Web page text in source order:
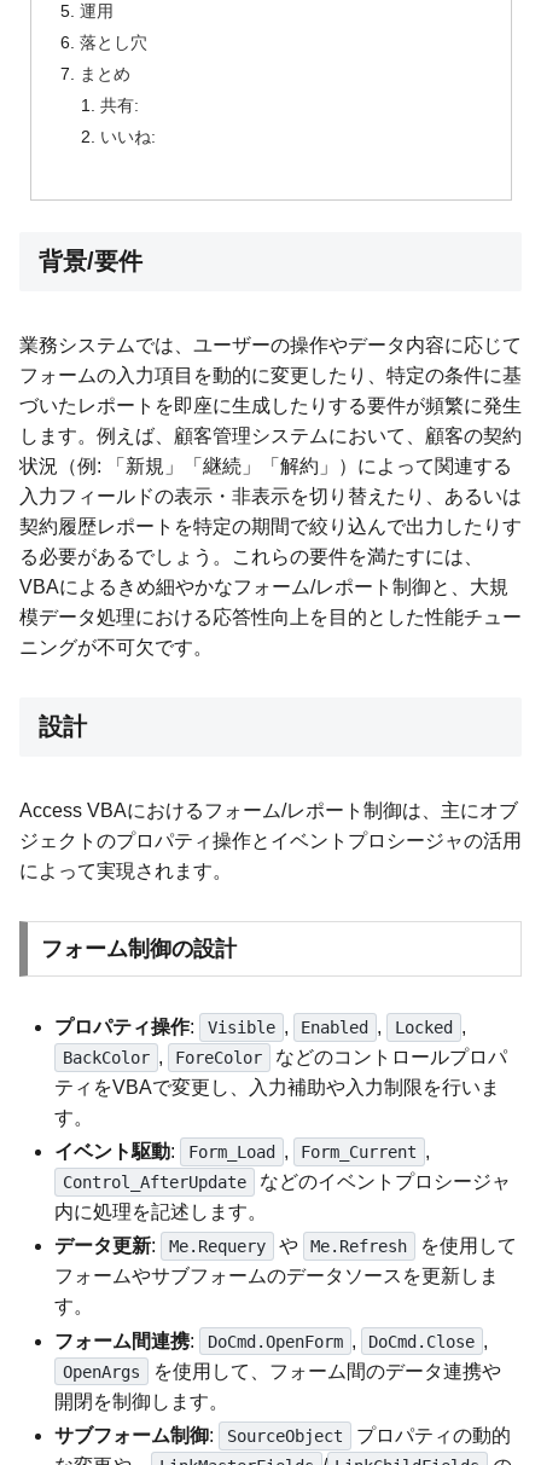
運用
落とし穴
まとめ
共有:
いいね:
背景/要件
業務システムでは、ユーザーの操作やデータ内容に応じて
フォームの入力項目を動的に変更したり、特定の条件に基
づいたレポートを即座に生成したりする要件が頻繁に発生
します。例えば、顧客管理システムにおいて、顧客の契約
状況（例: 「新規」「継続」「解約」）によって関連する
入力フィールドの表示・非表示を切り替えたり、あるいは
契約履歴レポートを特定の期間で絞り込んで出力したりす
る必要があるでしょう。これらの要件を満たすには、
VBAによるきめ細やかなフォーム/レポート制御と、大規
模データ処理における応答性向上を目的とした性能チュー
ニングが不可欠です。
設計
Access VBAにおけるフォーム/レポート制御は、主にオブ
ジェクトのプロパティ操作とイベントプロシージャの活用
によって実現されます。
フォーム制御の設計
プロパティ操作: Visible , Enabled , Locked ,
BackColor , ForeColor
などのコントロールプロパ
ティをVBAで変更し、入力補助や入力制限を行いま
す。
イベント駆動: Form_Load , Form_Current ,
Control_AfterUpdate
などのイベントプロシージャ
内に処理を記述します。
データ更新: Me.Requery や Me.Refresh
を使用して
フォームやサブフォームのデータソースを更新しま
す。
フォーム間連携: DoCmd.OpenForm , DoCmd.Close ,
OpenArgs
を使用して、フォーム間のデータ連携や
開閉を制御します。
サブフォーム制御: SourceObject
プロパティの動的